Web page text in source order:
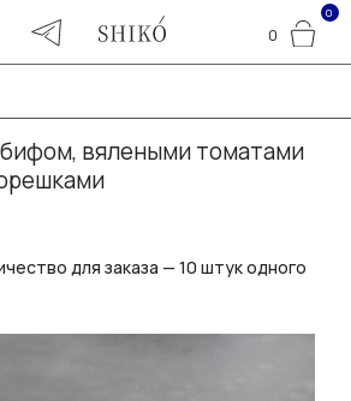
0
0
вялеными томатами
для заказа — 10 штук одного